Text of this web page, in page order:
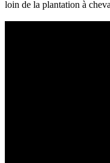
loin de la plantation à